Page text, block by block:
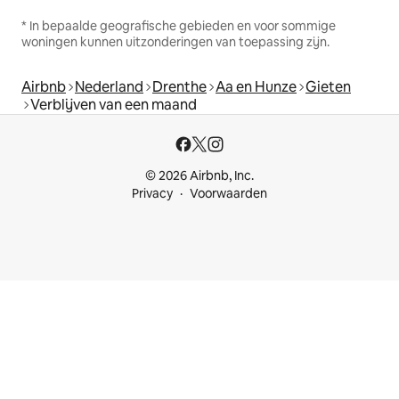
* In bepaalde geografische gebieden en voor sommige
woningen kunnen uitzonderingen van toepassing zijn.
Airbnb Nederland Drenthe Aa en Hunze Gieten
Verblijven van een maand
© 2026 Airbnb, Inc.
Privacy
Voorwaarden